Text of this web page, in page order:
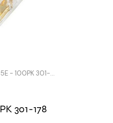
Plug RJ45 CAT 5E - 100PK 301-178
301-178